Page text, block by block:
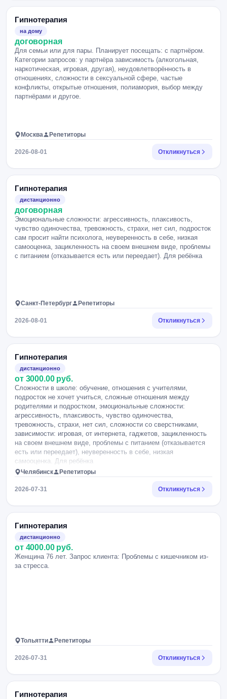
Гипнотерапия
на дому
договорная
Для семьи или для пары. Планирует посещать: с партнёром.
Категории запросов: у партнёра зависимость (алкогольная,
наркотическая, игровая, другая), неудовлетворённость в
отношениях, сложности в сексуальной сфере, частые
конфликты, открытые отношения, полиамория, выбор между
партнёрами и другое.
Москва Репетиторы
2026-08-01 Откликнуться
Гипнотерапия
дистанционно
договорная
Эмоциональные сложности: агрессивность, плаксивость,
чувство одиночества, тревожность, страхи, нет сил, подросток
сам просит найти психолога, неуверенность в себе, низкая
самооценка, зацикленность на своем внешнем виде, проблемы
с питанием (отказывается есть или переедает). Для ребёнка
Санкт-Петербург Репетиторы
2026-08-01 Откликнуться
Гипнотерапия
дистанционно
от 3000.00 руб.
Сложности в школе: обучение, отношения с учителями,
подросток не хочет учиться, сложные отношения между
родителями и подростком, эмоциональные сложности:
агрессивность, плаксивость, чувство одиночества,
тревожность, страхи, нет сил, сложности со сверстниками,
зависимости: игровая, от интернета, гаджетов, зацикленность
на своем внешнем виде, проблемы с питанием (отказывается
есть или переедает), неуверенность в себе, низкая
самооценка. Для ребёнка
Челябинск Репетиторы
2026-07-31 Откликнуться
Гипнотерапия
дистанционно
от 4000.00 руб.
Женщина 76 лет. Запрос клиента: Проблемы с кишечником из-
за стресса.
Тольятти Репетиторы
2026-07-31 Откликнуться
Гипнотерапия